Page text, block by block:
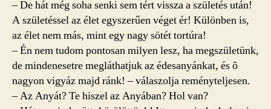
– De hát még soha senki sem tért vissza a születés után!
A születéssel az élet egyszerűen véget ér! Különben is,
az élet nem más, mint egy nagy sötét tortúra!
– Én nem tudom pontosan milyen lesz, ha megszületünk,
de mindenesetre megláthatjuk az édesanyánkat, és õ
nagyon vigyáz majd ránk! – válaszolja reményteljesen.
– Az Anyát? Te hiszel az Anyában? Hol van?